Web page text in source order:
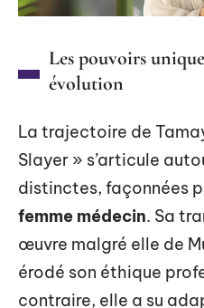
Les pouvoirs
évolution
La trajectoire de
Slayer » s’articule
distinctes, façonnées
femme médecin. Sa
œuvre malgré elle de
érodé son éthique
contraire, elle a su